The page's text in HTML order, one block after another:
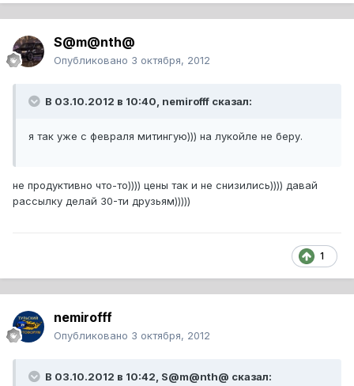
S@m@nth@
Опубликовано 3 октября, 2012
В 03.10.2012 в 10:40, nemirofff сказал:
я так уже с февраля митингую))) на лукойле не беру.
не продуктивно что-то)))) цены так и не снизились)))) давай
рассылку делай 30-ти друзьям)))))
1
nemirofff
Опубликовано 3 октября, 2012
В 03.10.2012 в 10:42, S@m@nth@ сказал: